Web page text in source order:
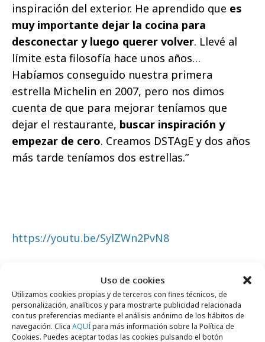
Uso de cookies
Utilizamos cookies propias y de terceros con fines técnicos, de
personalización, analíticos y para mostrarte publicidad relacionada
con tus preferencias mediante el análisis anónimo de los hábitos de
navegación. Clica AQUÍpara más información sobre la Política de
Cookies. Puedes aceptar todas las cookies pulsando el botón
inspiración del exterior. He aprendido que es
muy importante dejar la cocina para
desconectar y luego querer volver. Llevé al
límite esta filosofía hace unos años…
Habíamos conseguido nuestra primera
estrella Michelin en 2007, pero nos dimos
cuenta de que para mejorar teníamos que
dejar el restaurante, buscar inspiración y
empezar de cero. Creamos DSTAgE y dos años
más tarde teníamos dos estrellas.”
https://youtu.be/SylZWn2PvN8